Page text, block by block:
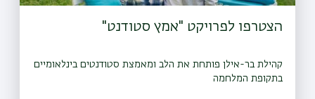
הצטרפו לפרויקט "אמץ סטודנט"
קהילת בר-אילן פותחת את הלב ומאמצת סטודנטים בינלאומיים
בתקופת המלחמה